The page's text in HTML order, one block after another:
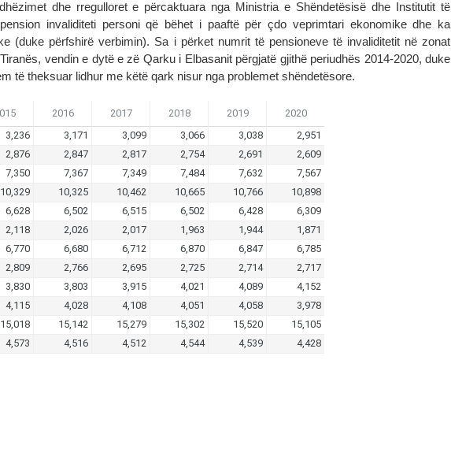
dhe rregulloret e përcaktuara nga Ministria e Shëndetësisë dhe Institutit të
invaliditeti personi që bëhet i paaftë për çdo veprimtari ekonomike dhe ka
(duke përfshirë verbimin). Sa i përket numrit të pensioneve të invaliditetit në zonat
vendin e dytë e zë Qarku i Elbasanit përgjatë gjithë periudhës 2014-2020, duke
të theksuar lidhur me këtë qark nisur nga problemet shëndetësore.